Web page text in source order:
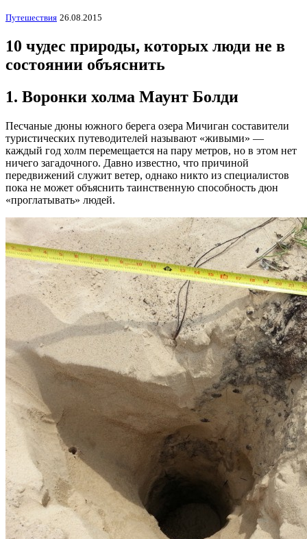
Путешествия 26.08.2015
10 чудес природы, которых люди не в
состоянии объяснить
1. Воронки холма Маунт Болди
Песчаные дюны южного берега озера Мичиган составители
туристических путеводителей называют «живыми» —
каждый год холм перемещается на пару метров, но в этом нет
ничего загадочного. Давно известно, что причиной
передвижений служит ветер, однако никто из специалистов
пока не может объяснить таинственную способность дюн
«проглатывать» людей.